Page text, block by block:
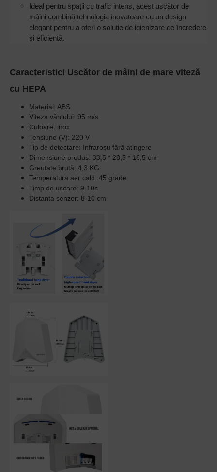
Ideal pentru spații cu trafic intens, acest uscător de
mâini combină tehnologia inovatoare cu un design
elegant pentru a oferi o soluție de igienizare de încredere
și eficientă.
Caracteristici Uscător de mâini de mare viteză
cu HEPA
Material: ABS
Viteza vântului: 95 m/s
Culoare: inox
Tensiune (V): 220 V
Tip de detectare: Infraroșu fără atingere
Dimensiune produs: 33,5 * 28,5 * 18,5 cm
Greutate brută: 4,3 KG
Temperatura aer cald: 45 grade
Timp de uscare: 9-10s
Distanta senzor: 8-10 cm